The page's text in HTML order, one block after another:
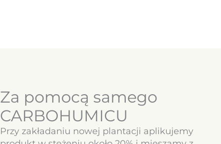
Za pomocą samego
CARBOHUMICU
Przy zakładaniu nowej plantacji aplikujemy